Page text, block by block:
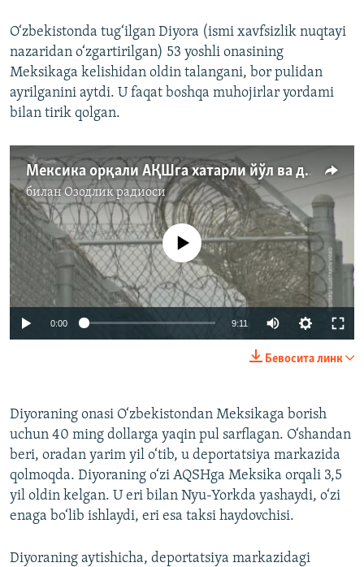
O‘zbekistonda tug‘ilgan Diyora (ismi xavfsizlik nuqtayi
nazaridan o‘zgartirilgan) 53 yoshli onasining
Meksikaga kelishidan oldin talangani, bor pulidan
ayrilganini aytdi. U faqat boshqa muhojirlar yordami
bilan tirik qolgan.
Мексика орқали АҚШга хатарли йўл ва депортация марказларидаги ўзбеклар
биланОзодлик радиоси
720p 1080p
Айни дамда медиа-манба мавжуд эмас
0:00 9:11
720p
1080p
Бевосита линк
Diyoraning onasi O‘zbekistondan Meksikaga borish
uchun 40 ming dollarga yaqin pul sarflagan. O‘shandan
beri, oradan yarim yil o‘tib, u deportatsiya markazida
qolmoqda. Diyoraning o‘zi AQSHga Meksika orqali 3,5
yil oldin kelgan. U eri bilan Nyu-Yorkda yashaydi, o‘zi
enaga bo‘lib ishlaydi, eri esa taksi haydovchisi.
Diyoraning aytishicha, deportatsiya markazidagi